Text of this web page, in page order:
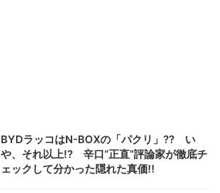
BYDラッコはN-BOXの「パクリ」?? い
や、それ以上!? 辛口”正直”評論家が徹底チ
ェックして分かった隠れた真価!!